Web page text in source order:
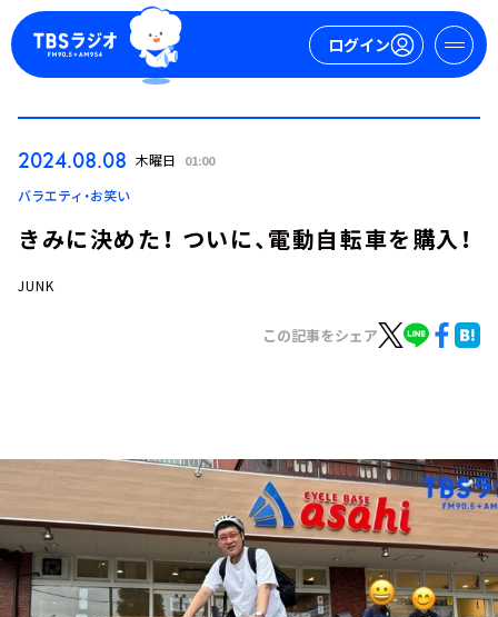
ログイン
ログイン
トピックス
TBS Podcast
イベント・グッズ
YouTube
会社情報
2024.08.08 木曜日 01:00
バラエティ・お笑い
きみに決めた！ ついに、電動自転車を購入！
JUNK
この記事をシェア